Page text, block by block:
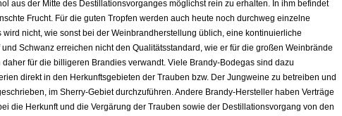
aus der Mitte des Destillationsvorganges möglichst rein zu erhalten. In ihm befindet
Frucht. Für die guten Tropfen werden auch heute noch durchweg einzelne
wird nicht, wie sonst bei der Weinbrandherstellung üblich, eine kontinuierliche
Schwanz erreichen nicht den Qualitätsstandard, wie er für die großen Weinbrände
für die billigeren Brandies verwandt. Viele Brandy-Bodegas sind dazu
direkt in den Herkunftsgebieten der Trauben bzw. Der Jungweine zu betreiben und
im Sherry-Gebiet durchzuführen. Andere Brandy-Hersteller haben Verträge
die Herkunft und die Vergärung der Trauben sowie der Destillationsvorgang von den